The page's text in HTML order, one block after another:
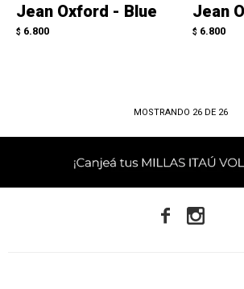
Jean Oxford - Blue
$ 6.800
Jean
$ 6.800
MOSTRANDO 26DE 26
 